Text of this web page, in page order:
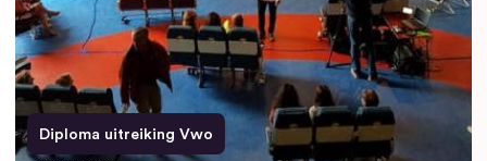
Diploma uitreiking Vwo